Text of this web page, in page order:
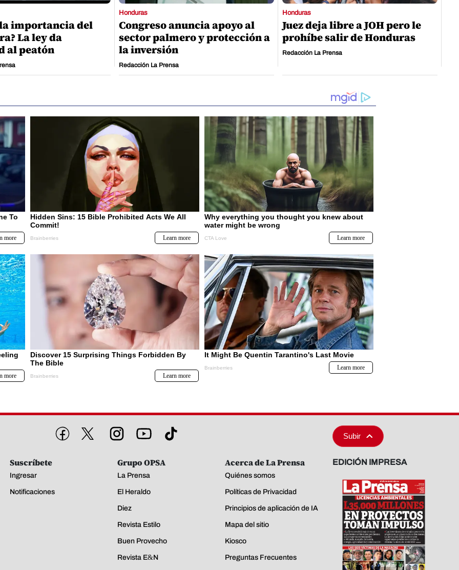
la importancia del
La ley da
al peatón
Honduras
Congreso anuncia apoyo al
sector palmero y protección a
la inversión
Redacción La Prensa
Honduras
Juez deja libre a JOH pero le
prohíbe salir de Honduras
Redacción La Prensa
Subir
Suscríbete
Ingresar
Notificaciones
Grupo OPSA
La Prensa
El Heraldo
Diez
Revista Estilo
Buen Provecho
Revista E&N
Acerca de La Prensa
Quiénes somos
Políticas de Privacidad
Principios de aplicación de IA
Mapa del sitio
Kiosco
Preguntas Frecuentes
EDICIÓN IMPRESA